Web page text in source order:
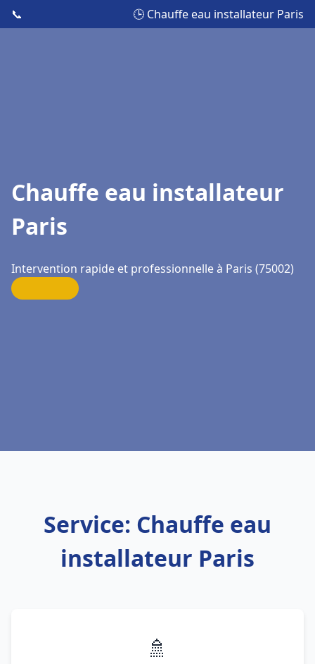
📞 🕒 Chauffe eau installateur Paris
Chauffe eau installateur
Paris
Intervention rapide et professionnelle à Paris (75002)
Service: Chauffe eau
installateur Paris
🚿